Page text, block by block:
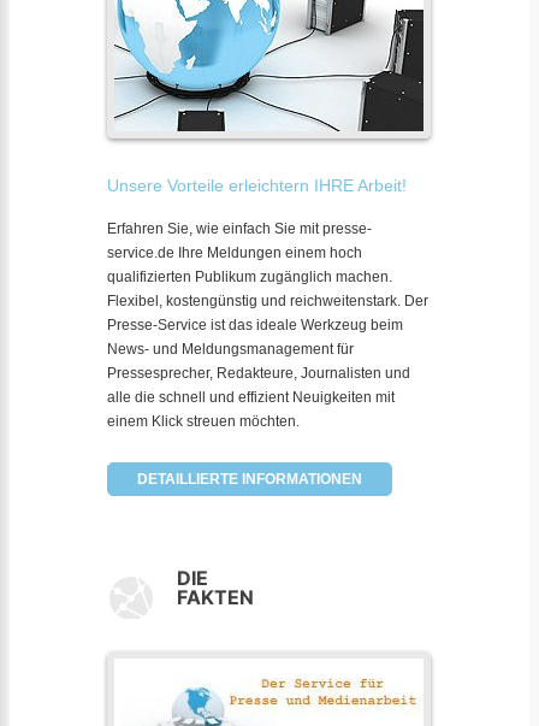
Unsere Vorteile erleichtern IHRE Arbeit!
Erfahren Sie, wie einfach Sie mit presse-
service.de Ihre Meldungen einem hoch
qualifizierten Publikum zugänglich machen.
Flexibel, kostengünstig und reichweitenstark. Der
Presse-Service ist das ideale Werkzeug beim
News- und Meldungsmanagement für
Pressesprecher, Redakteure, Journalisten und
alle die schnell und effizient Neuigkeiten mit
einem Klick streuen möchten.
DETAILLIERTE INFORMATIONEN
DIE
FAKTEN